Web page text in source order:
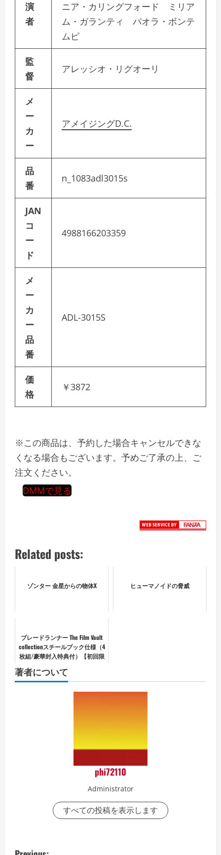
演
者
ニア・カリングフォード ミリア
ム・ガランティ パオラ・ボンテ
ムピ
監
督
アレッシオ・リグオーリ
メ
ー
カ
ー
アメイジングD.C.
品
番
n_1083adl3015s
JAN
コ
ー
ド
4988166203359
メ
ー
カ
ー
品
番
ADL-3015S
価
格
￥3872
※この商品は、予約した場合キャンセルできな
くなる場合もございます。予めご了承の上、ご
注文ください。
DMMで見る
Related posts:
ゾンター 金星からの物体X ヒューマノイドの脅威
ブレードランナー The Film Vault
collectionスチールブック仕様（4
枚組/豪華封入特典付）【初回限
レイ）
著者について
phi72110
Administrator
すべての投稿を表示します
P